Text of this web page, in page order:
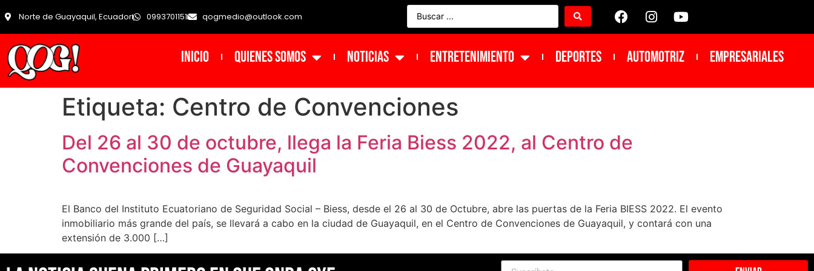
Norte de Guayaquil, Ecuador 0993701151 qogmedio@outlook.com
INICIO Quienes Somos NOTICIAS ENTRETENIMIENTO DEPORTES Automotriz Empresariales
Etiqueta: Centro de Convenciones
Del 26 al 30 de octubre, llega la Feria Biess 2022, al Centro de
Convenciones de Guayaquil
El Banco del Instituto Ecuatoriano de Seguridad Social – Biess, desde el 26 al 30 de Octubre, abre las puertas de la Feria BIESS 2022. El evento
inmobiliario más grande del país, se llevará a cabo en la ciudad de Guayaquil, en el Centro de Convenciones de Guayaquil, y contará con una
extensión de 3.000 […]